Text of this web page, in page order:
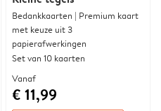
Bedankkaarten | Premium kaart
met keuze uit 3
papierafwerkingen
Set van 10 kaarten
Vanaf
€ 11,99